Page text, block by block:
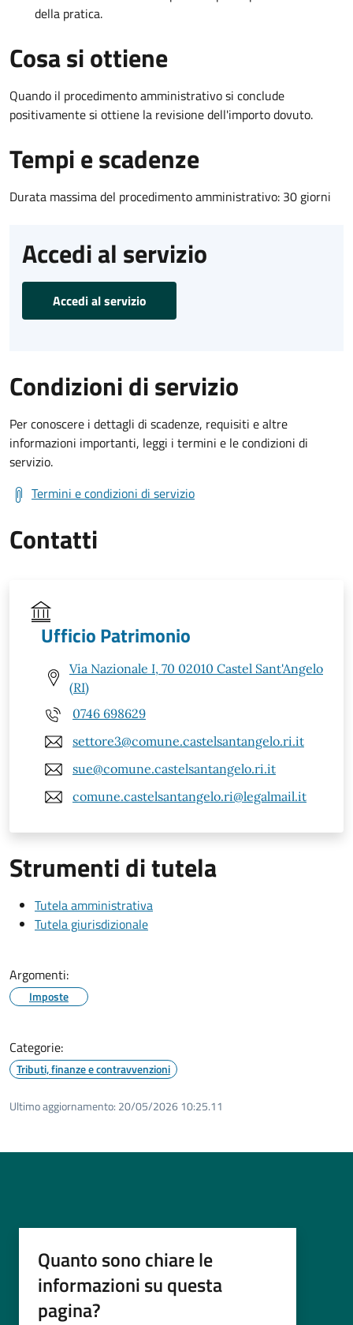
della pratica.
Cosa si ottiene
Quando il procedimento amministrativo si conclude
positivamente si ottiene la revisione dell'importo dovuto.
Tempi e scadenze
Durata massima del procedimento amministrativo: 30 giorni
Accedi al servizio
Accedi al servizio
Condizioni di servizio
Per conoscere i dettagli di scadenze, requisiti e altre
informazioni importanti, leggi i termini e le condizioni di
servizio.
Termini e condizioni di servizio
Contatti
Ufficio Patrimonio
Via Nazionale I, 70 02010 Castel Sant'Angelo
(RI)
0746 698629
settore3@comune.castelsantangelo.ri.it
sue@comune.castelsantangelo.ri.it
comune.castelsantangelo.ri@legalmail.it
Strumenti di tutela
Tutela amministrativa
Tutela giurisdizionale
Argomenti:
Imposte
Categorie:
Tributi, finanze e contravvenzioni
Ultimo aggiornamento: 20/05/2026 10:25.11
Quanto sono chiare le
informazioni su questa
pagina?